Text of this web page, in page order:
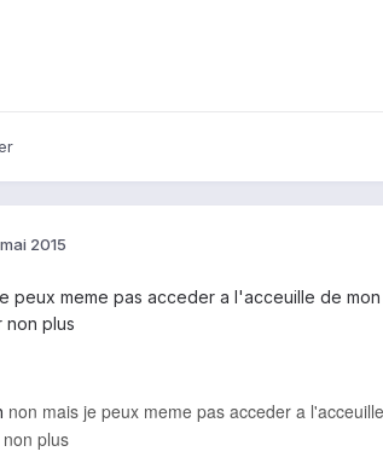
2015
peux meme pas acceder a l'acceuille de
non plus
non mais je peux meme pas acceder a
plus